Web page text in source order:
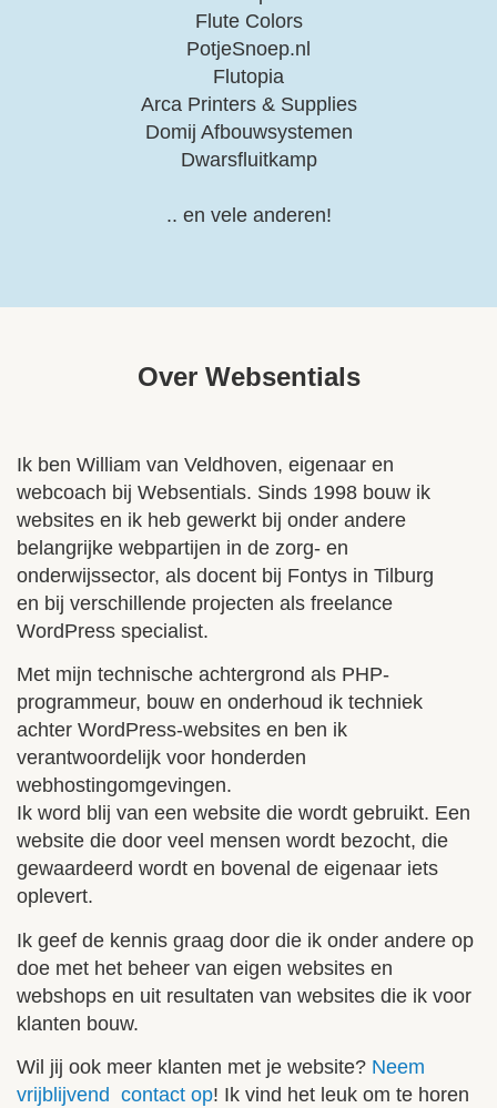
Flute Colors
PotjeSnoep.nl
Flutopia
Arca Printers & Supplies
Domij Afbouwsystemen
Dwarsfluitkamp
.. en vele anderen!
Over Websentials
Ik ben William van Veldhoven, eigenaar en
webcoach bij Websentials. Sinds 1998 bouw ik
websites en ik heb gewerkt bij onder andere
belangrijke webpartijen in de zorg- en
onderwijssector, als docent bij Fontys in Tilburg
en bij verschillende projecten als freelance
WordPress specialist.
Met mijn technische achtergrond als PHP-
programmeur, bouw en onderhoud ik techniek
achter WordPress-websites en ben ik
verantwoordelijk voor honderden
webhostingomgevingen.
Ik word blij van een website die wordt gebruikt. Een
website die door veel mensen wordt bezocht, die
gewaardeerd wordt en bovenal de eigenaar iets
oplevert.
Ik geef de kennis graag door die ik onder andere op
doe met het beheer van eigen websites en
webshops en uit resultaten van websites die ik voor
klanten bouw.
Wil jij ook meer klanten met je website? Neem
vrijblijvend contact op! Ik vind het leuk om te horen